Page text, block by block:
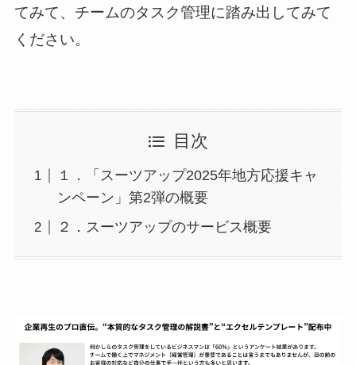
てみて、チームのタスク管理に踏み出してみて
ください。
目次
１．「スーツアップ2025年地方応援キャ
ンペーン」第2弾の概要
２．スーツアップのサービス概要